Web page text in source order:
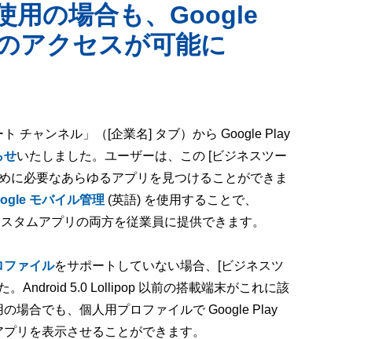
用の場合も、Google
アクセスが可能に
チャンネル」（[企業名] タブ）から Google Play
せいたしました。ユーザーは、この [ビジネスツー
に必要なあらゆるアプリを見つけることができま
モバイル管理 (英語) を使用することで、
タムアプリの両方を従業員に提供できます。
ファイルをサポートしていない場合、[ビジネスツ
。Android 5.0 Lollipop 以前の搭載端末がこれに該
場合でも、個人用プロファイルで Google Play
リを表示させることができます。